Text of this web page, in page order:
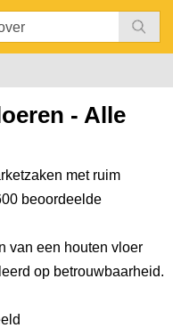
- Alle
met ruim
beoordeelde
van een houten vloer
op betrouwbaarheid.